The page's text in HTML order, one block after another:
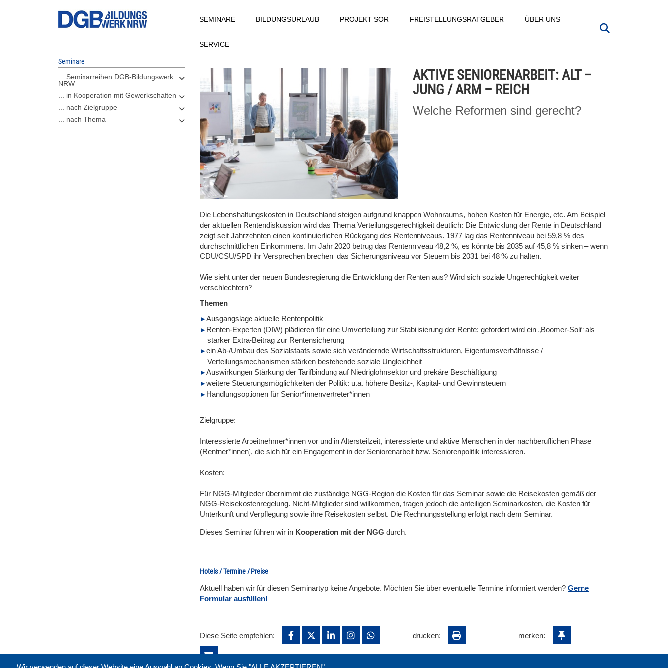
SEMINARE BILDUNGSURLAUB PROJEKT SOR FREISTELLUNGSRATGEBER ÜBER UNS
SERVICE
Seminare
... Seminarreihen DGB-Bildungswerk
NRW
... in Kooperation mit Gewerkschaften
... nach Zielgruppe
... nach Thema
AKTIVE SENIORENARBEIT: ALT –
JUNG / ARM – REICH
Welche Reformen sind gerecht?
Die Lebenshaltungskosten in Deutschland steigen aufgrund knappen Wohnraums, hohen Kosten für Energie, etc. Am Beispiel
der aktuellen Rentendiskussion wird das Thema Verteilungsgerechtigkeit deutlich: Die Entwicklung der Rente in Deutschland
zeigt seit Jahrzehnten einen kontinuierlichen Rückgang des Rentenniveaus. 1977 lag das Rentenniveau bei 59,8 % des
durchschnittlichen Einkommens. Im Jahr 2020 betrug das Rentenniveau 48,2 %, es könnte bis 2035 auf 45,8 % sinken – wenn
CDU/CSU/SPD ihr Versprechen brechen, das Sicherungsniveau vor Steuern bis 2031 bei 48 % zu halten.
Wie sieht unter der neuen Bundesregierung die Entwicklung der Renten aus? Wird sich soziale Ungerechtigkeit weiter
verschlechtern?
Themen
Ausgangslage aktuelle Rentenpolitik
Renten-Experten (DIW) plädieren für eine Umverteilung zur Stabilisierung der Rente: gefordert wird ein „Boomer-Soli“ als
starker Extra-Beitrag zur Rentensicherung
ein Ab-/Umbau des Sozialstaats sowie sich verändernde Wirtschaftsstrukturen, Eigentumsverhältnisse /
Verteilungsmechanismen stärken bestehende soziale Ungleichheit
Auswirkungen Stärkung der Tarifbindung auf Niedriglohnsektor und prekäre Beschäftigung
weitere Steuerungsmöglichkeiten der Politik: u.a. höhere Besitz-, Kapital- und Gewinnsteuern
Handlungsoptionen für Senior*innenvertreter*innen
Zielgruppe:
Interessierte Arbeitnehmer*innen vor und in Altersteilzeit, interessierte und aktive Menschen in der nachberuflichen Phase
(Rentner*innen), die sich für ein Engagement in der Seniorenarbeit bzw. Seniorenpolitik interessieren.
Kosten:
Für NGG-Mitglieder übernimmt die zuständige NGG-Region die Kosten für das Seminar sowie die Reisekosten gemäß der
NGG-Reisekostenregelung. Nicht-Mitglieder sind willkommen, tragen jedoch die anteiligen Seminarkosten, die Kosten für
Unterkunft und Verpflegung sowie ihre Reisekosten selbst. Die Rechnungsstellung erfolgt nach dem Seminar.
Dieses Seminar führen wir in Kooperation mit der NGG durch.
Hotels / Termine / Preise
Aktuell haben wir für diesen Seminartyp keine Angebote. Möchten Sie über eventuelle Termine informiert werden? Gerne
Formular ausfüllen!
Diese Seite empfehlen: drucken: merken: